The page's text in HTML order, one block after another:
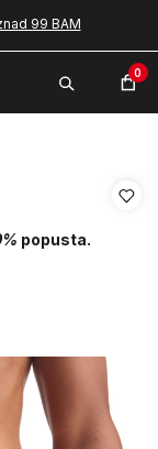
99 BAM
0
popusta.